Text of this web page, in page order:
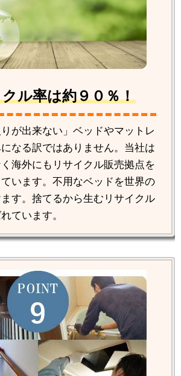
ル率は約９０％！
が出来ない」ベッドやマットレ
なる訳ではありません。当社は
海外にもリサイクル販売拠点を
います。不用なベッドを世界の
す。捨てるから生むリサイクル
ています。